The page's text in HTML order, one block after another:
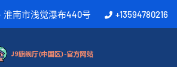
淮南市浅觉瀑布440号 +13594780216